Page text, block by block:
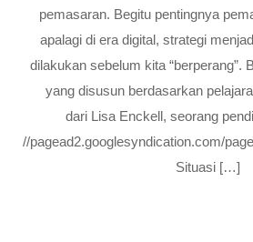
pemasaran. Begitu pentingnya
apalagi di era digital, strategi
dilakukan sebelum kita “berperang”.
yang disusun berdasarkan
dari Lisa Enckell, seorang
//pagead2.googlesyndication.com/
Situasi […]